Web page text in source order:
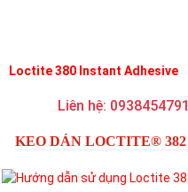
Loctite 380 Instant Adhesive
Liên hệ: 0938454791
KEO DÁN LOCTITE® 382